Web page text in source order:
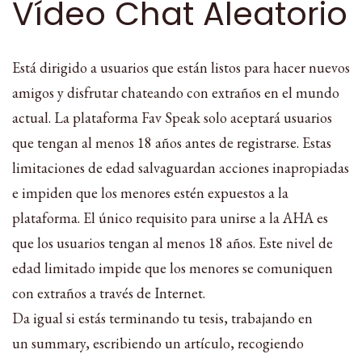
Vídeo Chat Aleatorio
Está dirigido a usuarios que están listos para hacer nuevos
amigos y disfrutar chateando con extraños en el mundo
actual. La plataforma Fav Speak solo aceptará usuarios
que tengan al menos 18 años antes de registrarse. Estas
limitaciones de edad salvaguardan acciones inapropiadas
e impiden que los menores estén expuestos a la
plataforma. El único requisito para unirse a la AHA es
que los usuarios tengan al menos 18 años. Este nivel de
edad limitado impide que los menores se comuniquen
con extraños a través de Internet.
Da igual si estás terminando tu tesis, trabajando en
un summary, escribiendo un artículo, recogiendo